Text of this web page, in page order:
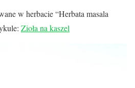
w herbacie “Herbata masala
Zioła na kaszel